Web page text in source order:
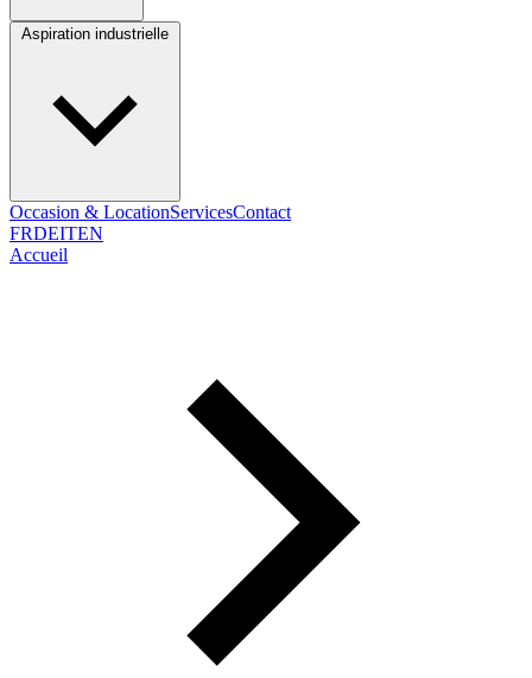
Occasion & LocationServicesContact
FRDEITEN
Accueil